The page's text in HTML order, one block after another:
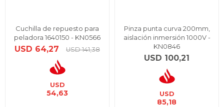
Cuchilla de repuesto para
peladora 1640150 - KN0566
USD 64,27 USD 141,38
USD
54,63
Pinza punta curva 200mm,
aislación inmersión 1000V -
KN0846
USD 100,21
USD
85,18